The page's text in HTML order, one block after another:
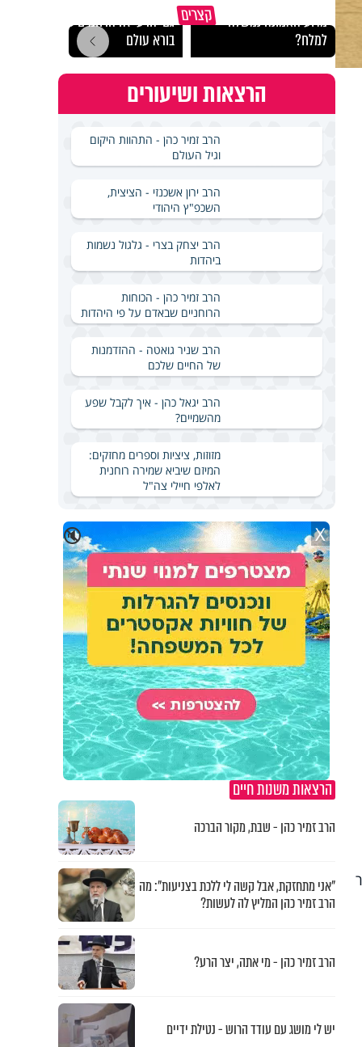
קצרים
מדוע האמונה נמשלה
למלח?
גם ׳הרע׳ זה הרחמים של
בורא עולם
הרצאות ושיעורים
הרב זמיר כהן - התהוות היקום
וגיל העולם
הרב ירון אשכנזי - הציצית,
השכפ"ץ היהודי
הרב יצחק בצרי - גלגול נשמות
ביהדות
הרב זמיר כהן - הכוחות
הרוחניים שבאדם על פי היהדות
הרב שניר גואטה - ההזדמנות
של החיים שלכם
הרב יגאל כהן - איך לקבל שפע
מהשמיים?
מזוזות, ציציות וספרים מחזקים:
המיזם שיביא שמירה רוחנית
לאלפי חיילי צה"ל
🔇 X
הרצאות משנות חיים
הרב זמיר כהן - שבת, מקור הברכה
"אני מתחזקת, אבל קשה לי ללכת בצניעות": מה
הרב זמיר כהן המליץ לה לעשות?
הרב זמיר כהן - מי אתה, יצר הרע?
יש לי מושג עם עודד הרוש - נטילת ידיים